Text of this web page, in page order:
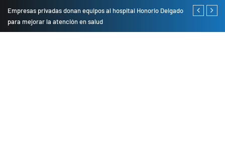
Empresas privadas donan equipos al hospital Honorio Delgado
para mejorar la atención en salud
Cambio de